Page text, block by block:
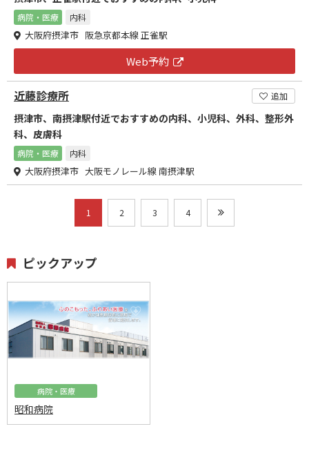
病院・医療 内科
大阪府摂津市 阪急京都本線 正雀駅
Web予約
近藤診療所 追加
摂津市、南摂津駅付近でおすすめの内科、小児科、外科、整形外
科、皮膚科
病院・医療 内科
大阪府摂津市 大阪モノレール線 南摂津駅
1 2 3 4
ピックアップ
病院・医療
昭和病院